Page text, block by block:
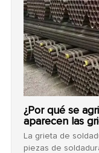
martillar.
¿Por qué se
aparecen las
La grieta de
piezas de